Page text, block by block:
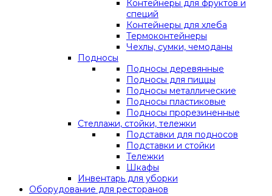
Контейнеры для фруктов и
специй
Контейнеры для хлеба
Термоконтейнеры
Чехлы, сумки, чемоданы
Подносы
Подносы деревянные
Подносы для пиццы
Подносы металлические
Подносы пластиковые
Подносы прорезиненные
Стеллажи, стойки, тележки
Подставки для подносов
Подставки и стойки
Тележки
Шкафы
Инвентарь для уборки
Оборудование для ресторанов